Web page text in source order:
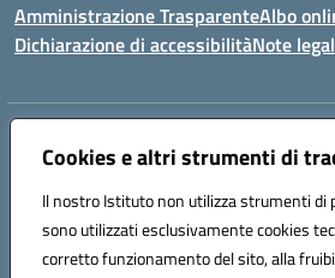
Cookies e altri strumenti di
Il nostro Istituto non utilizza strumenti di
sono utilizzati esclusivamente cookies
corretto funzionamento del sito, alla
Amministrazione TrasparenteAlbo
Dichiarazione di accessibilitàNote
Centralino:0974952026 Email:
Posta elettronica certificata (PEC):
Codice fiscale: 93023970655
Codice meccanografico:SAIC8AM009